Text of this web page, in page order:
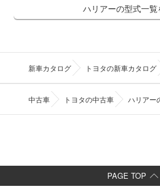
ハリアーの型式一覧
新車カタログ トヨタの新車カタログ
中古車 トヨタの中古車 ハリアー
PAGE TOP